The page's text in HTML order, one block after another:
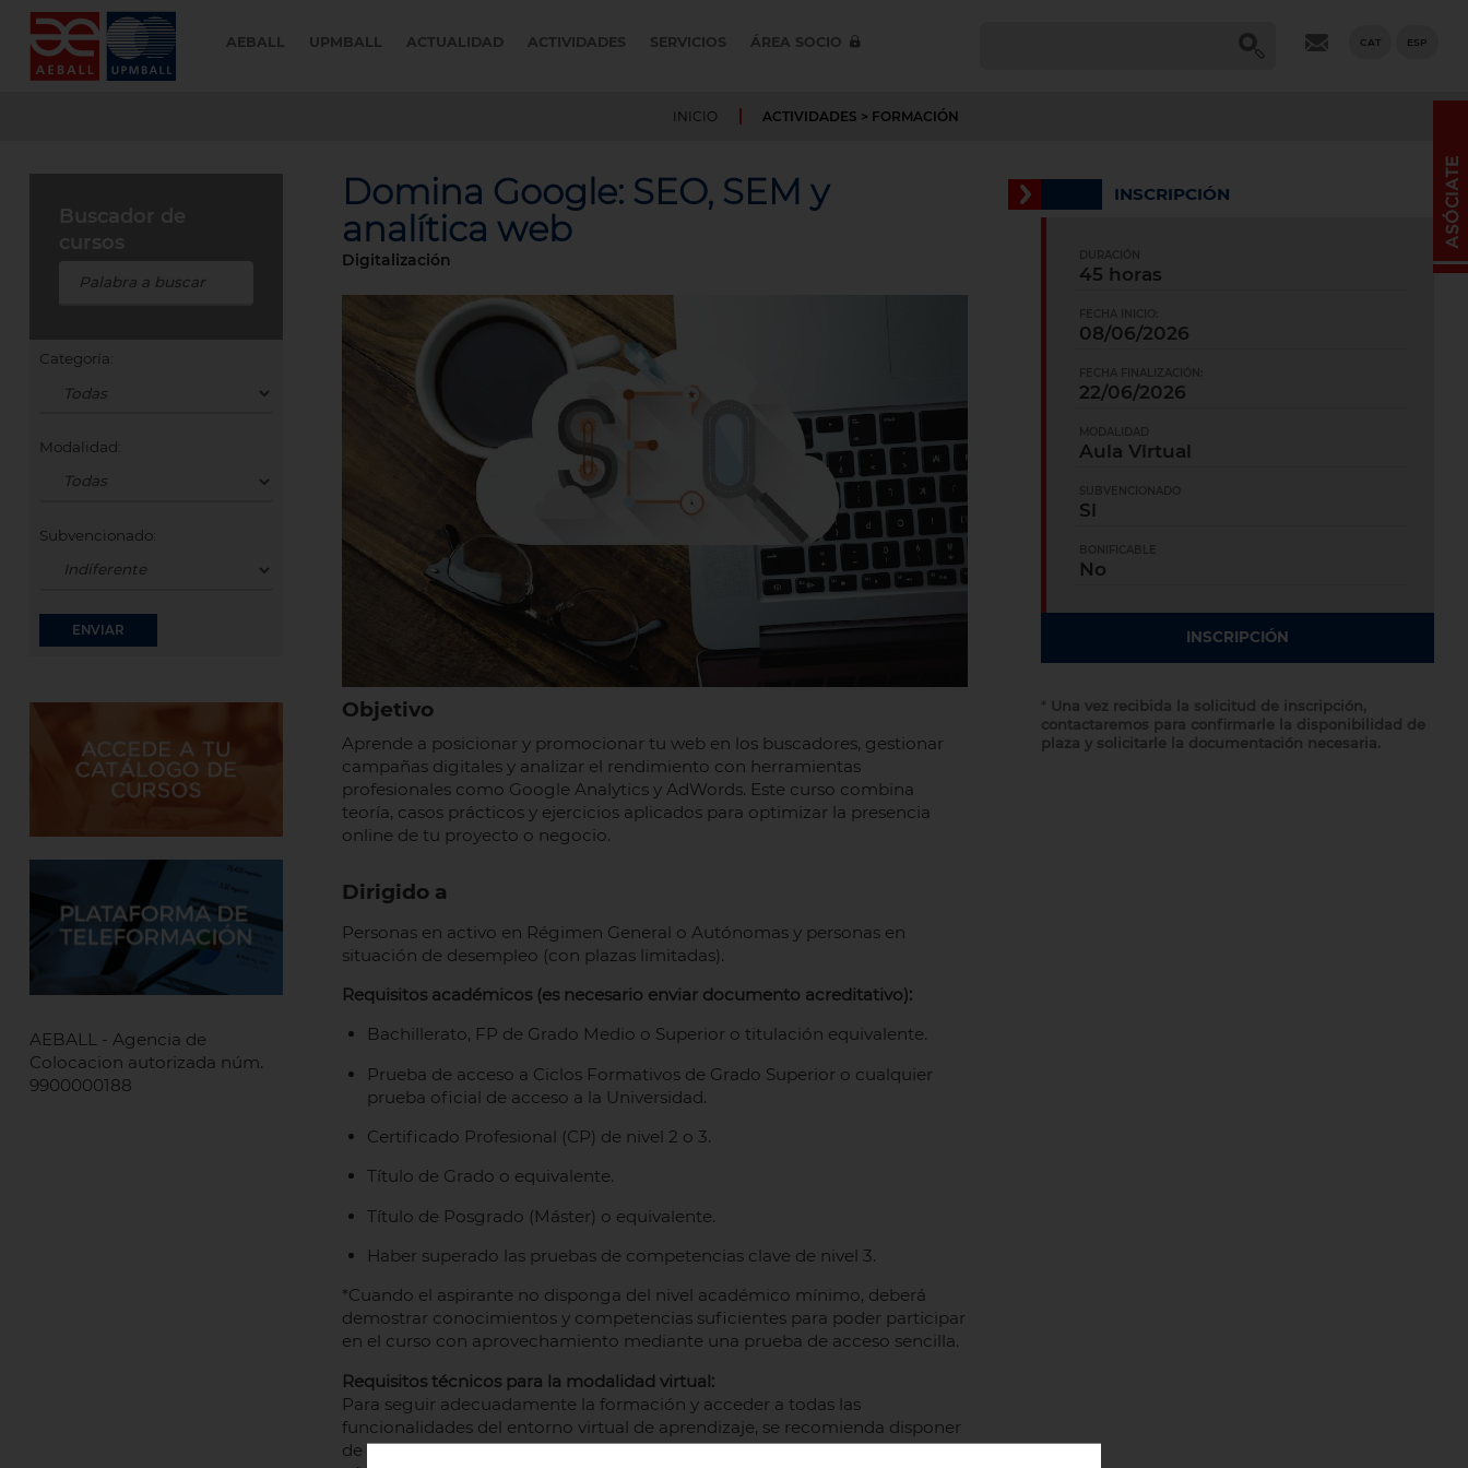
AEBALL UPMBALL ACTUALIDAD ACTIVIDADES SERVICIOS ÁREA SOCIO CAT ESP
INICIO ACTIVIDADES > FORMACIÓN
Categoría:
Modalidad:
Subvencionado:
AEBALL - Agencia de
Colocacion autorizada núm.
9900000188
Domina Google: SEO, SEM y
analítica web
Digitalización
Objetivo
Aprende a posicionar y promocionar tu web en los buscadores, gestionar
campañas digitales y analizar el rendimiento con herramientas
profesionales como Google Analytics y AdWords. Este curso combina
teoría, casos prácticos y ejercicios aplicados para optimizar la presencia
online de tu proyecto o negocio.
Dirigido a
Personas en activo en Régimen General o Autónomas y personas en
situación de desempleo (con plazas limitadas).
Requisitos académicos (es necesario enviar documento acreditativo):
Bachillerato, FP de Grado Medio o Superior o titulación equivalente.
Prueba de acceso a Ciclos Formativos de Grado Superior o cualquier
prueba oficial de acceso a la Universidad.
Certificado Profesional (CP) de nivel 2 o 3.
Título de Grado o equivalente.
Título de Posgrado (Máster) o equivalente.
Haber superado las pruebas de competencias clave de nivel 3.
*Cuando el aspirante no disponga del nivel académico mínimo, deberá
demostrar conocimientos y competencias suficientes para poder participar
en el curso con aprovechamiento mediante una prueba de acceso sencilla.
Requisitos técnicos para la modalidad virtual:
Para seguir adecuadamente la formación y acceder a todas las
funcionalidades del entorno virtual de aprendizaje, se recomienda disponer
de un ordenador y conexión a internet, siendo recomendable mantener la
INSCRIPCIÓN
45 horas
08/06/2026
22/06/2026
Aula Virtual
Si
No
INSCRIPCIÓN
* Una vez recibida la solicitud de inscripción,
contactaremos para confirmarle la disponibilidad de
plaza y solicitarle la documentación necesaria.